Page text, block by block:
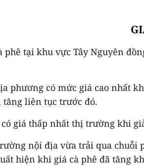
phê tại khu vực Tây Nguyên
phương có mức giá cao nhất
tăng liên tục trước đó.
giá thấp nhất thị trường khi
nội địa vừa trải qua chuỗi
hiện khi giá cà phê đã tăng